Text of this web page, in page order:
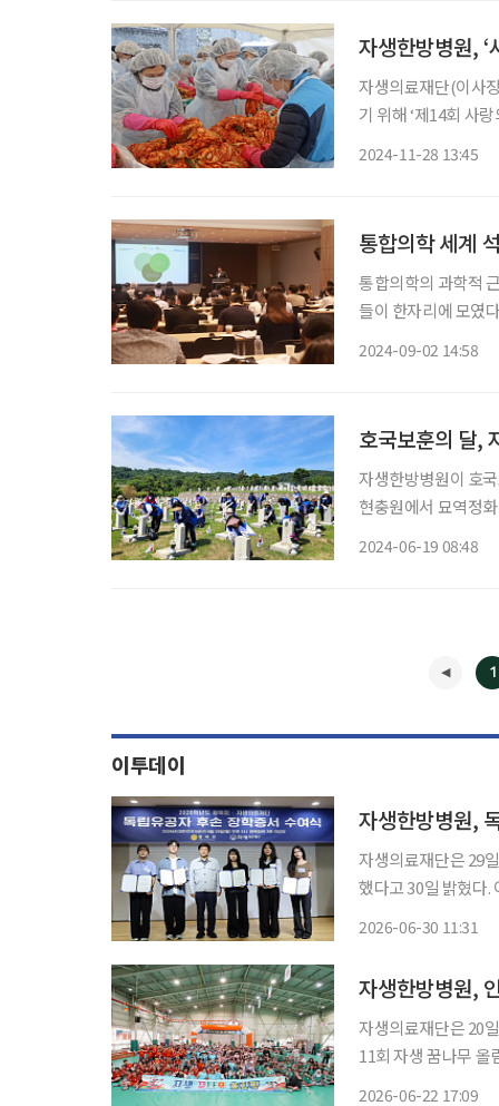
자생한방병원, ‘
자생의료재단(이사
기 위해 ‘제14회 사랑의 김장김
2024-11-28 13:45
통합의학 세계
통합의학의 과학적
들이 한자리에 모였
2024-09-02 14:58
호국보훈의 달,
자생한방병원이 호
현충원에서 묘역정
2024-06-19 08:48
1
이투데이
자생한방병원,
자생의료재단은 29
했다고 30일 밝혔다.
2026-06-30 11:31
자생한방병원,
자생의료재단은 20
11회 자생 꿈나무 올림픽’을 개최
2026-06-22 17:09